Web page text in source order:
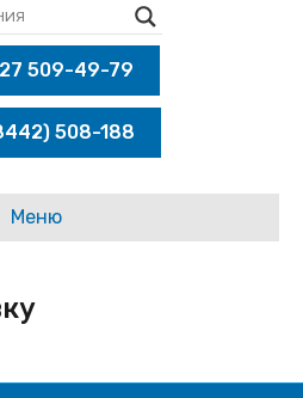
509-49-79
508-188
Меню